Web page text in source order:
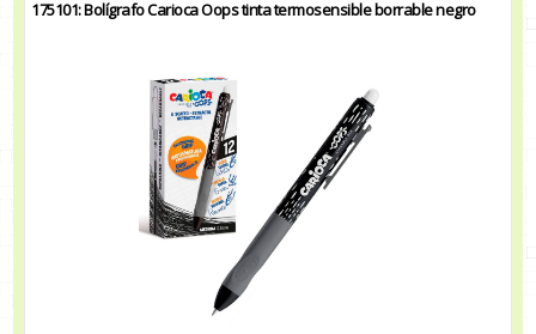
175101: Bolígrafo Carioca Oops tinta termosensible borrable negro